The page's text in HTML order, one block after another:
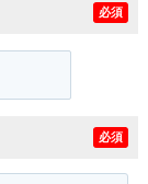
必須
必須